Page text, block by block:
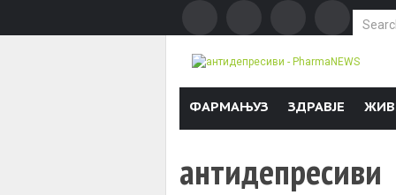
Search
ФАРМАЊУЗ ЗДРАВЈЕ
антидепресиви